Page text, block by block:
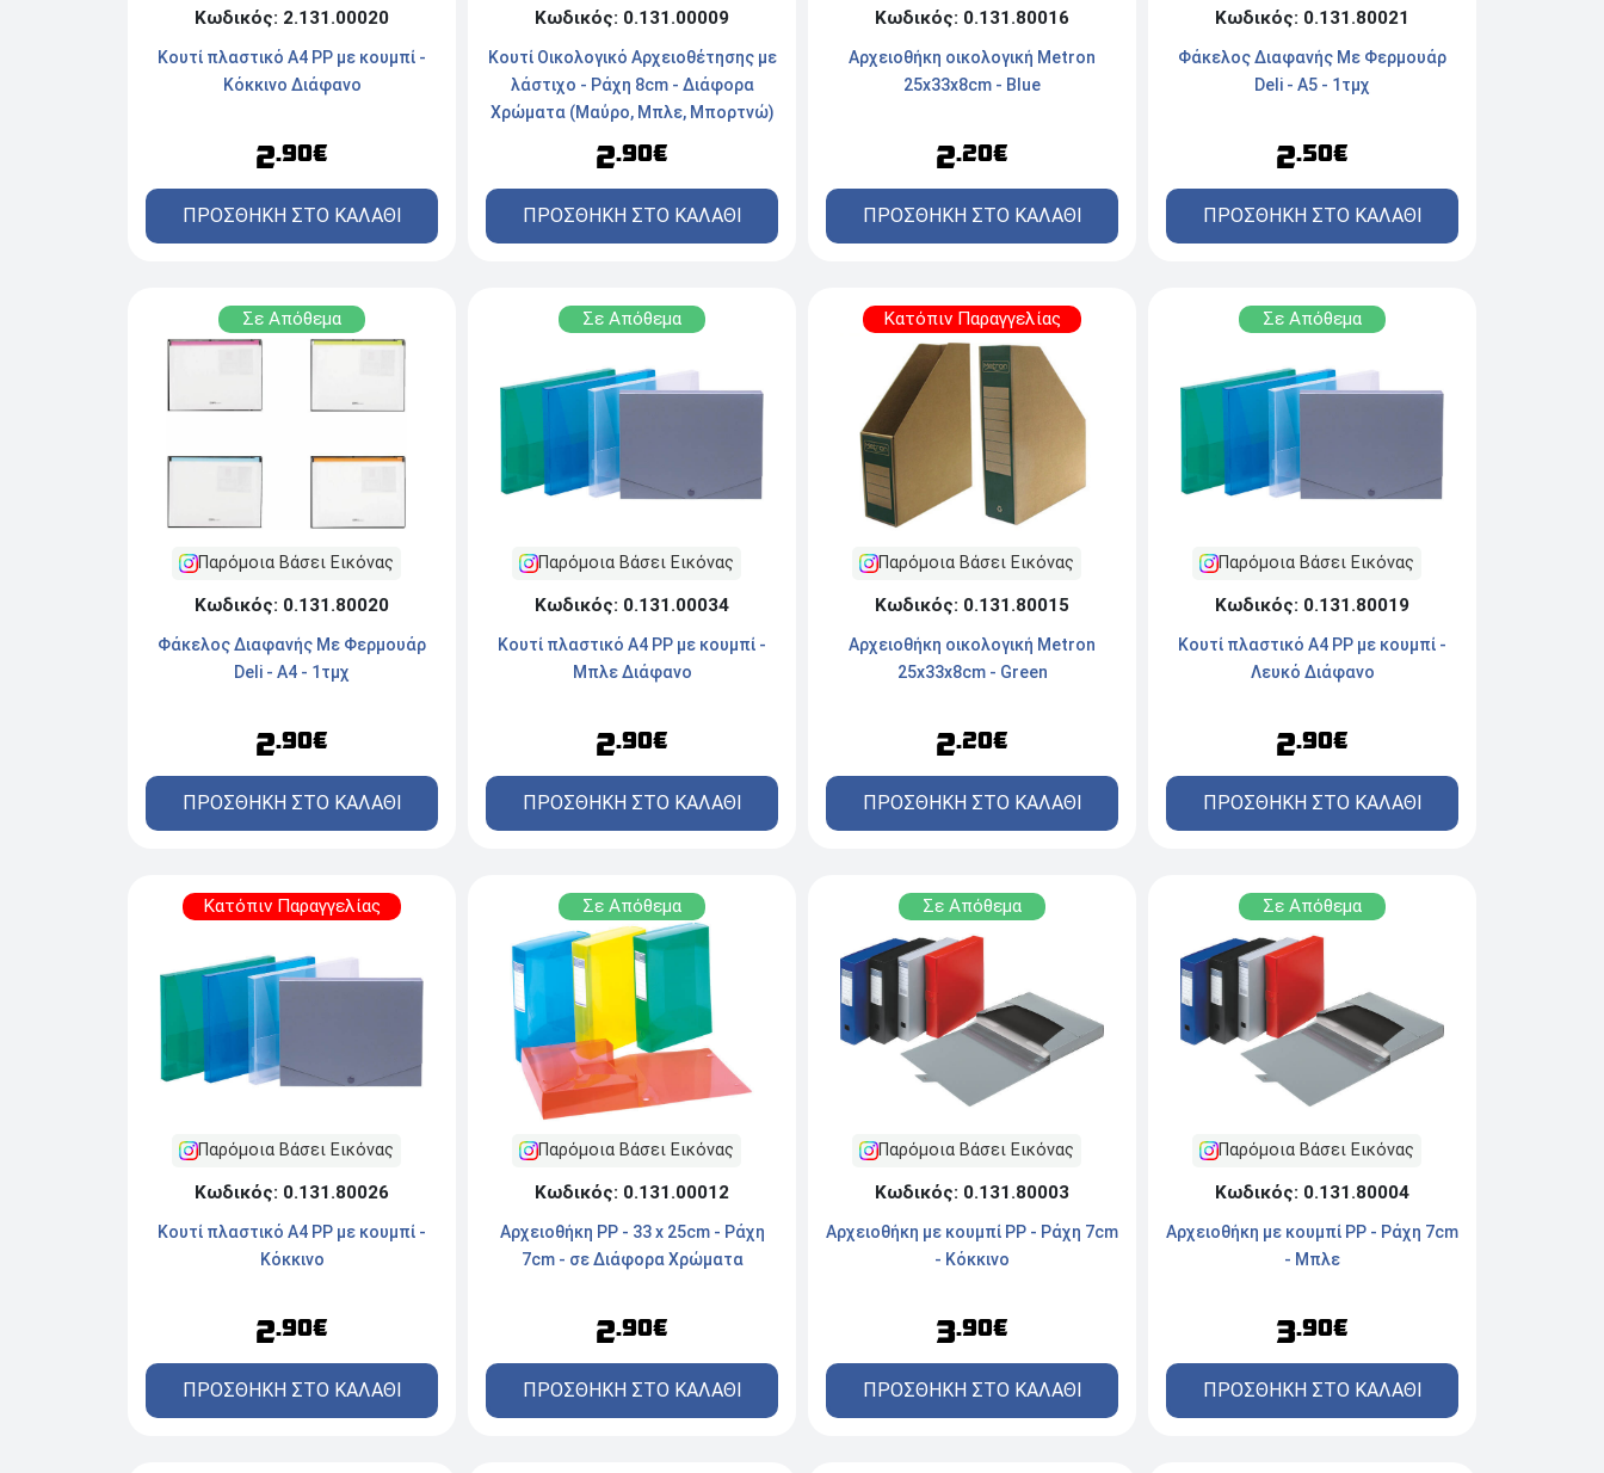
Κωδικός: 2.131.00020
Κουτί πλαστικό Α4 PP με κουμπί -
Κόκκινο Διάφανο
2.90€
ΠΡΟΣΘΗΚΗ ΣΤΟ ΚΑΛΑΘΙ
Κωδικός: 0.131.00009
Κουτί Οικολογικό Αρχειοθέτησης με
λάστιχο - Ράχη 8cm - Διάφορα
Χρώματα (Μαύρο, Μπλε, Μπορτνώ)
2.90€
ΠΡΟΣΘΗΚΗ ΣΤΟ ΚΑΛΑΘΙ
Κωδικός: 0.131.80016
Αρχειοθήκη οικολογική Metron
25x33x8cm - Blue
2.20€
ΠΡΟΣΘΗΚΗ ΣΤΟ ΚΑΛΑΘΙ
Κωδικός: 0.131.80021
Φάκελος Διαφανής Mε Φερμουάρ
Deli - A5 - 1τμχ
2.50€
ΠΡΟΣΘΗΚΗ ΣΤΟ ΚΑΛΑΘΙ
Σε Απόθεμα
Παρόμοια Βάσει Εικόνας
Κωδικός: 0.131.80020
Φάκελος Διαφανής Mε Φερμουάρ
Deli - A4 - 1τμχ
2.90€
ΠΡΟΣΘΗΚΗ ΣΤΟ ΚΑΛΑΘΙ
Σε Απόθεμα
Παρόμοια Βάσει Εικόνας
Κωδικός: 0.131.00034
Κουτί πλαστικό Α4 PP με κουμπί -
Μπλε Διάφανο
2.90€
ΠΡΟΣΘΗΚΗ ΣΤΟ ΚΑΛΑΘΙ
Κατόπιν Παραγγελίας
Παρόμοια Βάσει Εικόνας
Κωδικός: 0.131.80015
Αρχειοθήκη οικολογική Metron
25x33x8cm - Green
2.20€
ΠΡΟΣΘΗΚΗ ΣΤΟ ΚΑΛΑΘΙ
Σε Απόθεμα
Παρόμοια Βάσει Εικόνας
Κωδικός: 0.131.80019
Κουτί πλαστικό Α4 PP με κουμπί -
Λευκό Διάφανο
2.90€
ΠΡΟΣΘΗΚΗ ΣΤΟ ΚΑΛΑΘΙ
Κατόπιν Παραγγελίας
Παρόμοια Βάσει Εικόνας
Κωδικός: 0.131.80026
Κουτί πλαστικό Α4 PP με κουμπί -
Κόκκινο
2.90€
ΠΡΟΣΘΗΚΗ ΣΤΟ ΚΑΛΑΘΙ
Σε Απόθεμα
Παρόμοια Βάσει Εικόνας
Κωδικός: 0.131.00012
Aρχειοθήκη PP - 33 x 25cm - Ράχη
7cm - σε Διάφορα Χρώματα
2.90€
ΠΡΟΣΘΗΚΗ ΣΤΟ ΚΑΛΑΘΙ
Σε Απόθεμα
Παρόμοια Βάσει Εικόνας
Κωδικός: 0.131.80003
Αρχειοθήκη με κουμπί PP - Ράχη 7cm
- Κόκκινο
3.90€
ΠΡΟΣΘΗΚΗ ΣΤΟ ΚΑΛΑΘΙ
Σε Απόθεμα
Παρόμοια Βάσει Εικόνας
Κωδικός: 0.131.80004
Αρχειοθήκη με κουμπί PP - Ράχη 7cm
- Μπλε
3.90€
ΠΡΟΣΘΗΚΗ ΣΤΟ ΚΑΛΑΘΙ